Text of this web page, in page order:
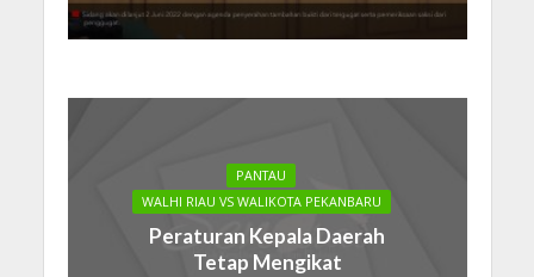
PANTAU
WALHI RIAU VS WALIKOTA PEKANBARU
Peraturan Kepala Daerah
Tetap Mengikat